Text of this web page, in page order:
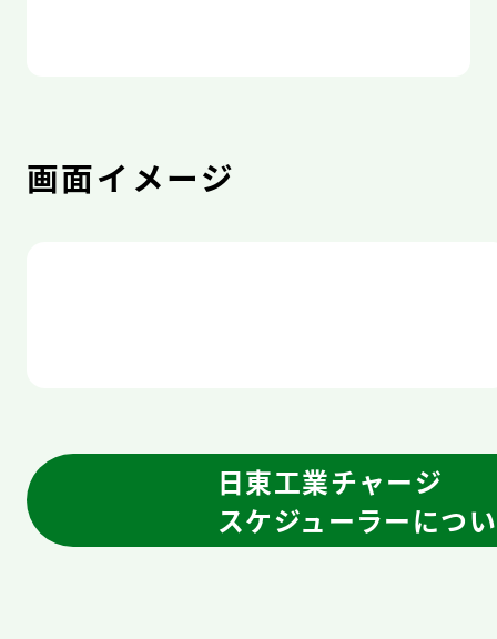
画面イメージ
日東工業チャージ
スケジューラーにつ